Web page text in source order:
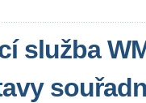
služba